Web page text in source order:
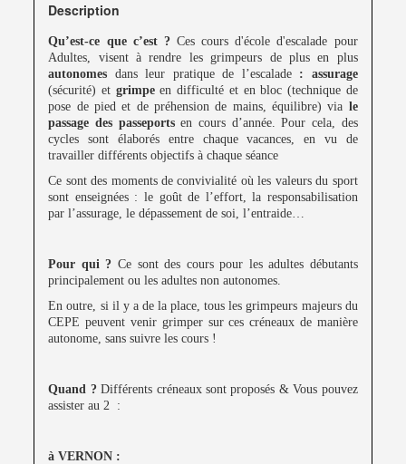
Description
Qu’est-ce que c’est ? Ces cours d'école d'escalade pour
Adultes, visent à rendre les grimpeurs de plus en plus
autonomes dans leur pratique de l’escalade : assurage
(sécurité) et grimpeen difficulté et en bloc (technique de
pose de pied et de préhension de mains, équilibre) via le
passage des passeportsen cours d’année. Pour cela, des
cycles sont élaborés entre chaque vacances, en vu de
travailler différents objectifs à chaque séance
Ce sont des moments de convivialité où les valeurs du sport
sont enseignées : le goût de l’effort, la responsabilisation
par l’assurage, le dépassement de soi, l’entraide…
Pour qui ? Ce sont des cours pour les adultes débutants
principalement ou les adultes non autonomes.
En outre, si il y a de la place, tous les grimpeurs majeurs du
CEPE peuvent venir grimper sur ces créneaux de manière
autonome, sans suivre les cours !
Quand ? Différents créneaux sont proposés & Vous pouvez
assister au 2 :
à VERNON :